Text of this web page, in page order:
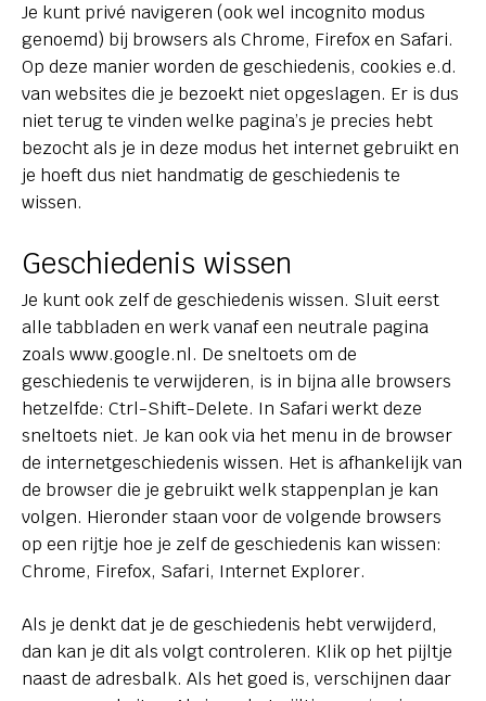
Je kunt privé navigeren (ook wel incognito modus
genoemd) bij browsers als Chrome, Firefox en Safari.
Op deze manier worden de geschiedenis, cookies e.d.
van websites die je bezoekt niet opgeslagen. Er is dus
niet terug te vinden welke pagina’s je precies hebt
bezocht als je in deze modus het internet gebruikt en
je hoeft dus niet handmatig de geschiedenis te
wissen.
Geschiedenis wissen
Je kunt ook zelf de geschiedenis wissen. Sluit eerst
alle tabbladen en werk vanaf een neutrale pagina
zoals www.google.nl. De sneltoets om de
geschiedenis te verwijderen, is in bijna alle browsers
hetzelfde: Ctrl-Shift-Delete. In Safari werkt deze
sneltoets niet. Je kan ook via het menu in de browser
de internetgeschiedenis wissen. Het is afhankelijk van
de browser die je gebruikt welk stappenplan je kan
volgen. Hieronder staan voor de volgende browsers
op een rijtje hoe je zelf de geschiedenis kan wissen:
Chrome, Firefox, Safari, Internet Explorer.
Als je denkt dat je de geschiedenis hebt verwijderd,
dan kan je dit als volgt controleren. Klik op het pijltje
naast de adresbalk. Als het goed is, verschijnen daar